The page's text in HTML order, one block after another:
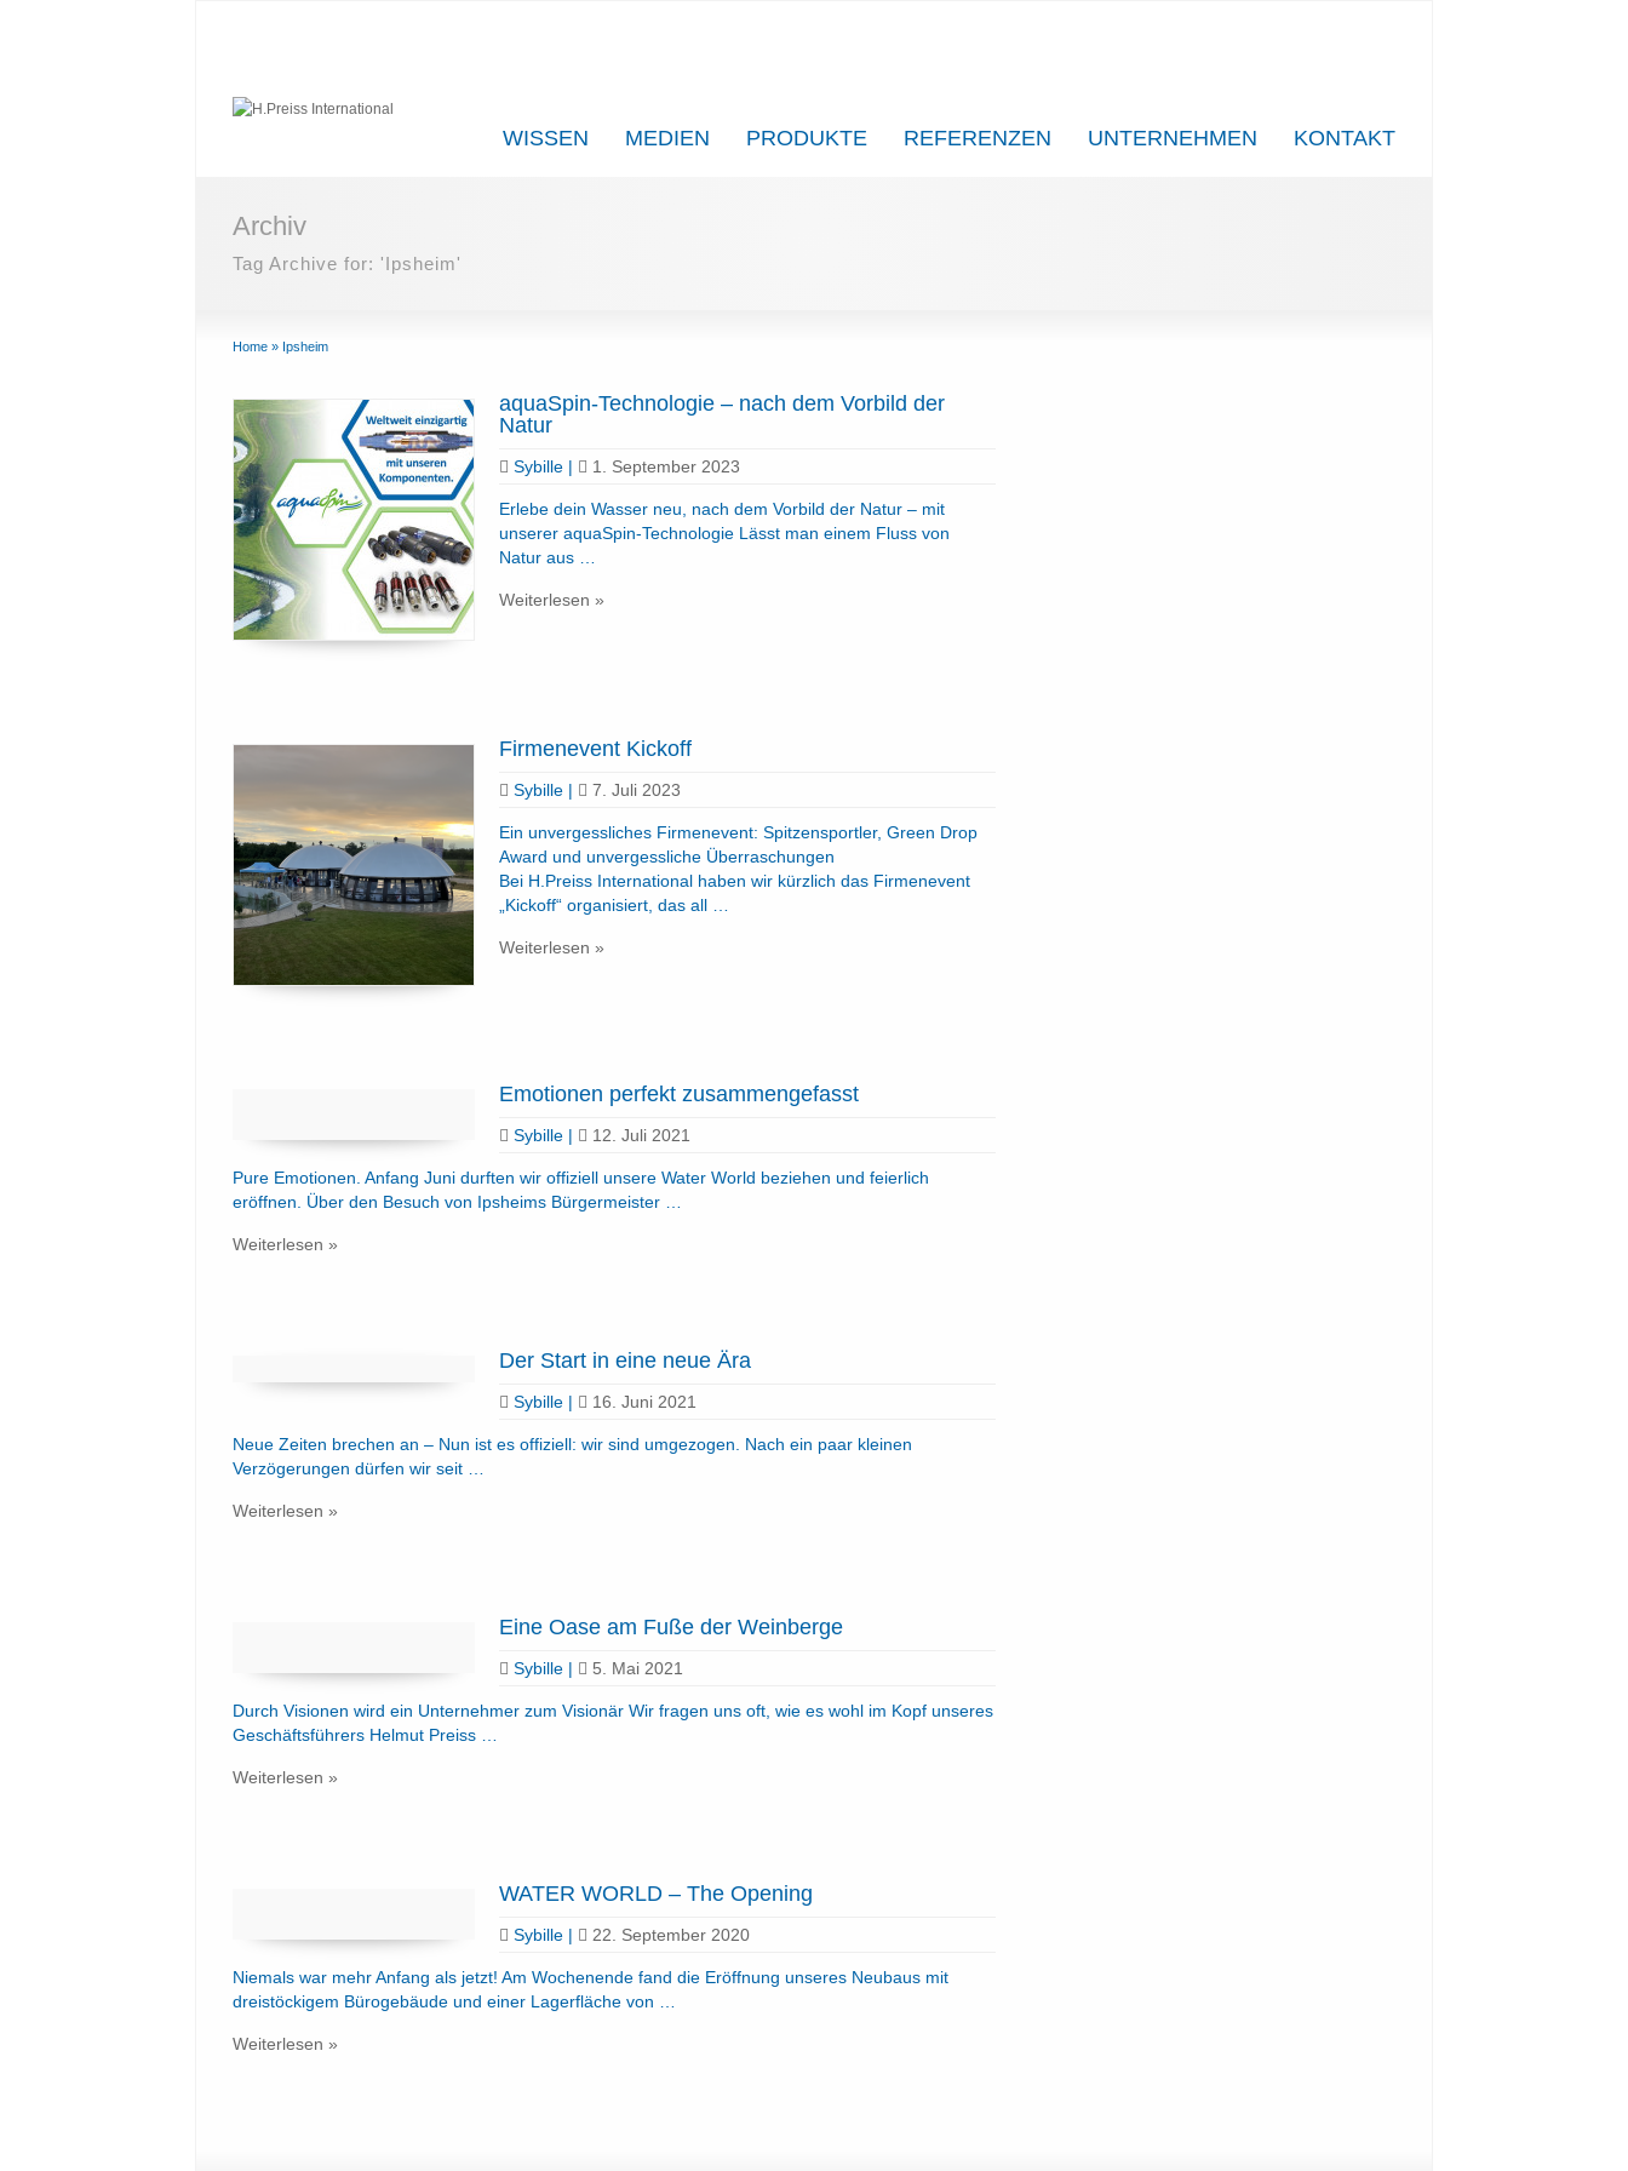
WISSEN MEDIEN PRODUKTE REFERENZEN UNTERNEHMEN KONTAKT
Archiv
Tag Archive for: 'Ipsheim'
Home » Ipsheim
aquaSpin-Technologie – nach dem Vorbild der
Natur
Sybille | 1. September 2023
Erlebe dein Wasser neu, nach dem Vorbild der Natur – mit
unserer aquaSpin-Technologie Lässt man einem Fluss von
Natur aus …
Weiterlesen »
Firmenevent Kickoff
Sybille | 7. Juli 2023
Ein unvergessliches Firmenevent: Spitzensportler, Green Drop
Award und unvergessliche Überraschungen
Bei H.Preiss International haben wir kürzlich das Firmenevent
„Kickoff“ organisiert, das all …
Weiterlesen »
Emotionen perfekt zusammengefasst
Sybille | 12. Juli 2021
Pure Emotionen. Anfang Juni durften wir offiziell unsere Water World beziehen und feierlich
eröffnen. Über den Besuch von Ipsheims Bürgermeister …
Weiterlesen »
Der Start in eine neue Ära
Sybille | 16. Juni 2021
Neue Zeiten brechen an – Nun ist es offiziell: wir sind umgezogen. Nach ein paar kleinen
Verzögerungen dürfen wir seit …
Weiterlesen »
Eine Oase am Fuße der Weinberge
Sybille | 5. Mai 2021
Durch Visionen wird ein Unternehmer zum Visionär Wir fragen uns oft, wie es wohl im Kopf unseres
Geschäftsführers Helmut Preiss …
Weiterlesen »
WATER WORLD – The Opening
Sybille | 22. September 2020
Niemals war mehr Anfang als jetzt! Am Wochenende fand die Eröffnung unseres Neubaus mit
dreistöckigem Bürogebäude und einer Lagerfläche von …
Weiterlesen »